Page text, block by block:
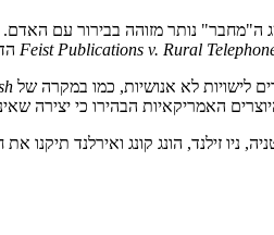
נותר מזוהה בבירור עם האדם.
Feist Publications v. Rural
לישויות לא אנושיות, כמו במקרה של
ניו זילנד, הונג קונג ואירלנד